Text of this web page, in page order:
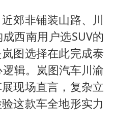
郊非铺装山路、川
西南用户选SUV的
图选择在此完成泰
辑。岚图汽车川渝
现场直言，复杂立
这款车全地形实力